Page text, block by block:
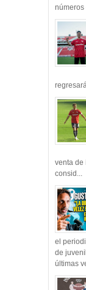
números
venta de
consid...
el
de
últimas